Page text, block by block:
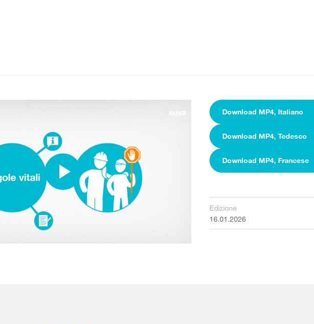
Download MP4, Italiano
Download MP4, Tedesco
Download MP4, Francese
Edizione
16.01.2026